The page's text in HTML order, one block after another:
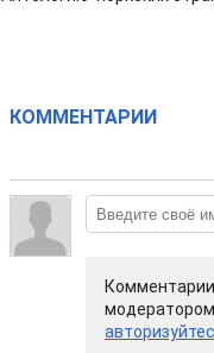
КОММЕНТАРИИ